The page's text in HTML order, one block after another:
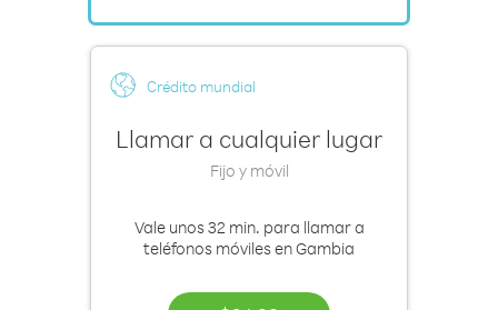
Crédito mundial
Llamar a cualquier lugar
Fijo y móvil
Vale unos 32 min. para llamar a
teléfonos móviles en Gambia